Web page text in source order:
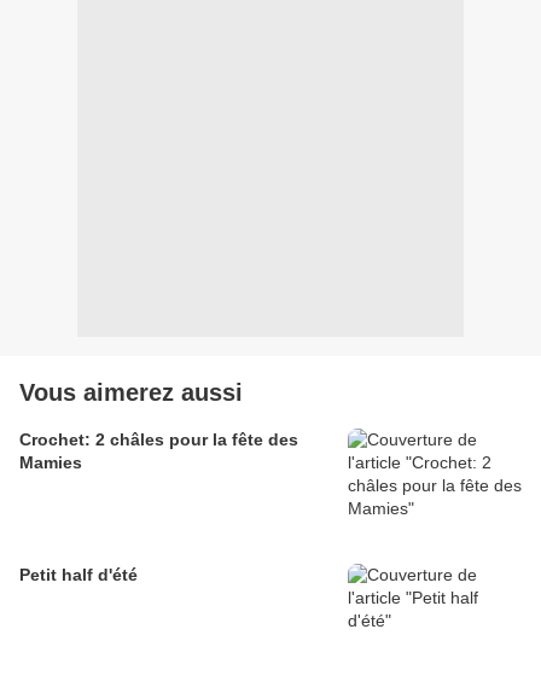
Vous aimerez aussi
Crochet: 2 châles pour la fête des
Mamies
Petit half d'été